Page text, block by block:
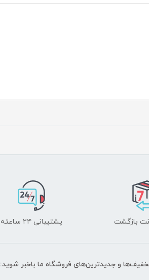
پشتیبانی ۲۴ ساعته
و جدیدترین‌های فروشگاه ما باخبر شوید: